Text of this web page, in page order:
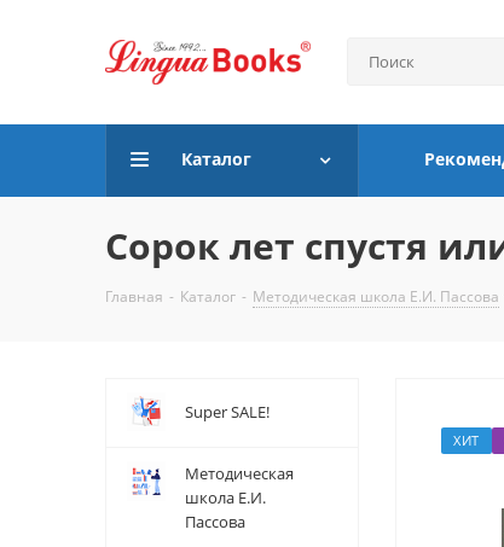
Каталог
Сорок лет спустя
Главная - Каталог - Методическая школа Е.И. Пассова
ХИТ
Super SALE!
Методическая
школа Е.И.
Пассова